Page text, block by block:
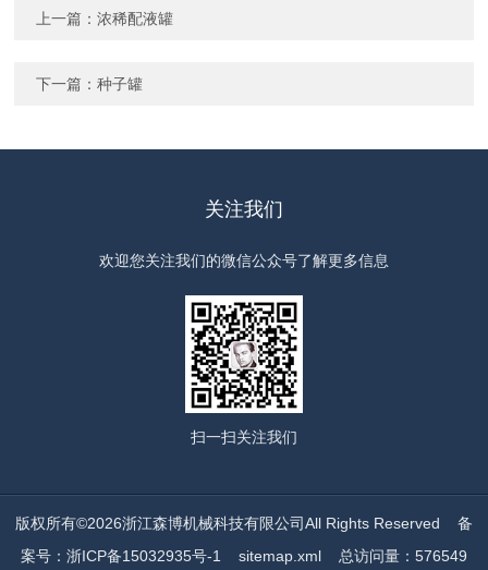
上一篇：浓稀配液罐
下一篇：种子罐
关注我们
欢迎您关注我们的微信公众号了解更多信息
扫一扫关注我们
版权所有©2026浙江森博机械科技有限公司All Rights Reserved 备
案号：浙ICP备15032935号-1
sitemap.xml总访问量：576549